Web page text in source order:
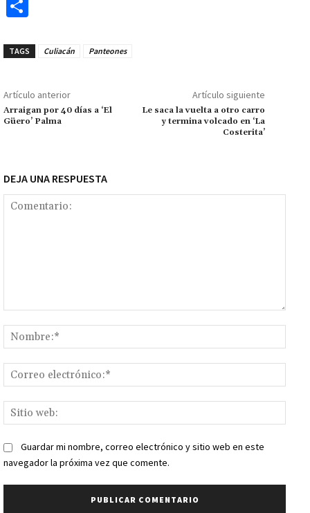
o
k
sA
p
er
r
n
k
m
ar
tir
TAGS Culiacán Panteones
Artículo anterior
Arraigan por 40 días a ‘El
Güero’ Palma
Artículo siguiente
Le saca la vuelta a otro carro
y termina volcado en ‘La
Costerita’
DEJA UNA RESPUESTA
web:
Guardar mi nombre, correo electrónico y sitio web en este
navegador la próxima vez que comente.